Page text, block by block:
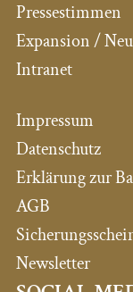
Pressestimmen
Expansion /
Intranet
Impressum
Datenschutz
Erklärung zur
AGB
Newsletter